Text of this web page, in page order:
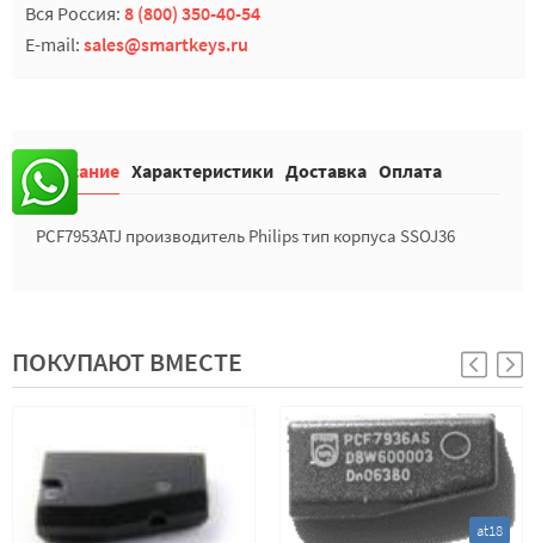
Вся Россия: 8 (800) 350-40-54
E-mail: sales@smartkeys.ru
Описание Характеристики Доставка Оплата
PCF7953ATJ производитель Philips тип корпуса SSOJ36
ПОКУПАЮТ ВМЕСТЕ
at18